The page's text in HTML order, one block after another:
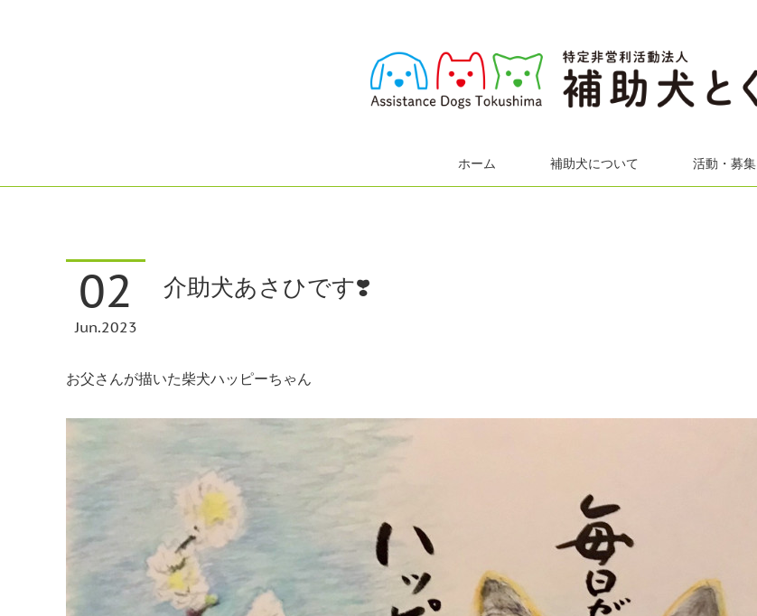
ホーム 補助犬について 活動・募集
02
Jun 2023
介助犬あさひです❣️
お父さんが描いた柴犬ハッピーちゃん